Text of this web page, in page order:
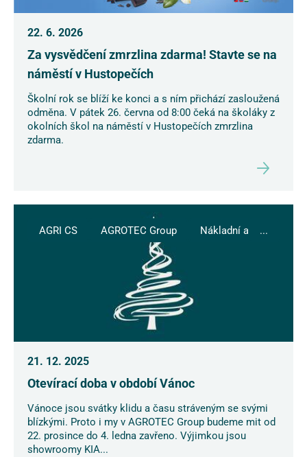
22. 6. 2026
Za vysvědčení zmrzlina zdarma! Stavte se na
náměstí v Hustopečích
Školní rok se blíží ke konci a s ním přichází zasloužená
odměna. V pátek 26. června od 8:00 čeká na školáky z
okolních škol na náměstí v Hustopečích zmrzlina
zdarma.
AGRI CS AGROTEC Group Nákladní auta...
21. 12. 2025
Otevírací doba v období Vánoc
Vánoce jsou svátky klidu a času stráveným se svými
blízkými. Proto i my v AGROTEC Group budeme mit od
22. prosince do 4. ledna zavřeno. Výjimkou jsou
showroomy KIA...